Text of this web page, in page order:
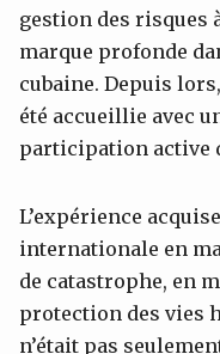
gestion des risques
marque profonde
cubaine. Depuis
été accueillie avec
participation active
L’expérience
internationale en
de catastrophe, en
protection des vies
n’était pas